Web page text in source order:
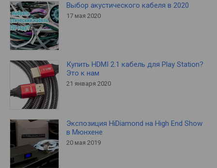
Выбор акустического кабеля в 2020
17 мая 2020
Купить HDMI 2.1 кабель для Play Station?
Это к нам
21 января 2020
Экспозиция HiDiamond на High End Show
в Мюнхене
20 мая 2019